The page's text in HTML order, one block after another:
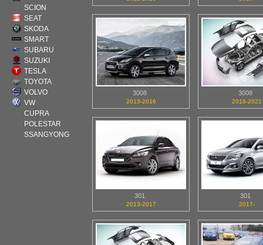
SCION
SEAT
SKODA
SMART
SUBARU
SUZUKI
TESLA
TOYOTA
VOLVO
VW
CUPRA
POLESTAR
SSANGYONG
3008
2013-2016
3008
2016-2021
301
2013-2017
301
2017-